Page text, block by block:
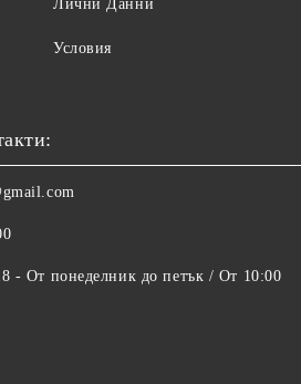
Лични Данни
Условия
- От понеделник до петък / От 10:00